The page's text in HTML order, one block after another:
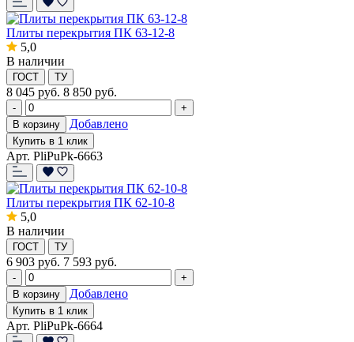
Плиты перекрытия ПК 63-12-8
5,0
В наличии
ГОСТ ТУ
8 045 руб. 8 850 руб.
-
+
В корзину
Добавлено
Купить в 1 клик
Арт. PliPuPk-6663
Плиты перекрытия ПК 62-10-8
5,0
В наличии
ГОСТ ТУ
6 903 руб. 7 593 руб.
-
+
В корзину
Добавлено
Купить в 1 клик
Арт. PliPuPk-6664